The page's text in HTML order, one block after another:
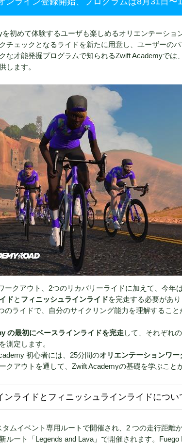
を初めて体験するユーザも楽しめるオリエンテーシ
チェックとなるライドを新たに用意し、ユーザーの
な才能発掘プログラムで知られるZwift Academyで
します。
ークアウト、2つのリカバリーライドに加えて、今年
ドと フィニッシュラインライドを完走する必要があり
のライドで、自分のサイクリング能力を理解すること
の最初にベースラインライドを完走して、それぞれ
測定します。
初心者には、25分間のオリエンテーションワー
クアウトを通して、Zwift Academyの基礎を学ぶこと
ンライドとフィニッシュラインライドについ
タムイベント専用ルートで開催され、2 つの走行距離
ルート「Legends and Lava」で開催されます。